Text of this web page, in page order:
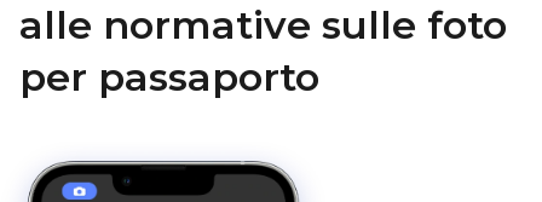
alle normative sulle foto
per passaporto